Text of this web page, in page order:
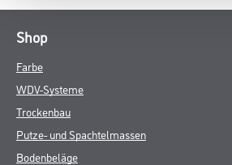
Shop
Farbe
WDV-Systeme
Trockenbau
Putze- und Spachtelmassen
Bodenbeläge